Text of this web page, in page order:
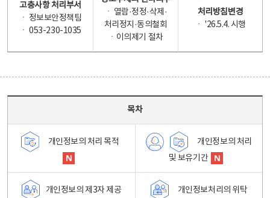
고충사항 처리부서
ㆍ 정보보안정책팀
ㆍ 053-230-1035
ㆍ 열람·정정·삭제·
처리정지·동의철회
ㆍ이의제기 절차
처리방침변경
ㆍ '26.5.4. 시행
목차
개인정보의 처리 목적
개인정보의 처리
및 보유기간
개인정보의 제3자 제공 개인정보처리의 위탁